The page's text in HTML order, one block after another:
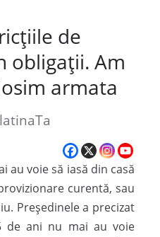
de
obligații. Am
armata
au voie să iasă din casă
curentă, sau
Președinele a precizat
de ani nu mai au voie